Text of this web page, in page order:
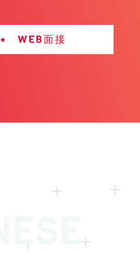
+ WEB面接